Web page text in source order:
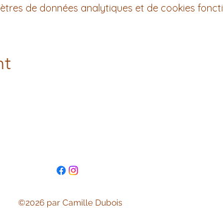
de données analytiques et de cookies
©2026 par Camille Dubois